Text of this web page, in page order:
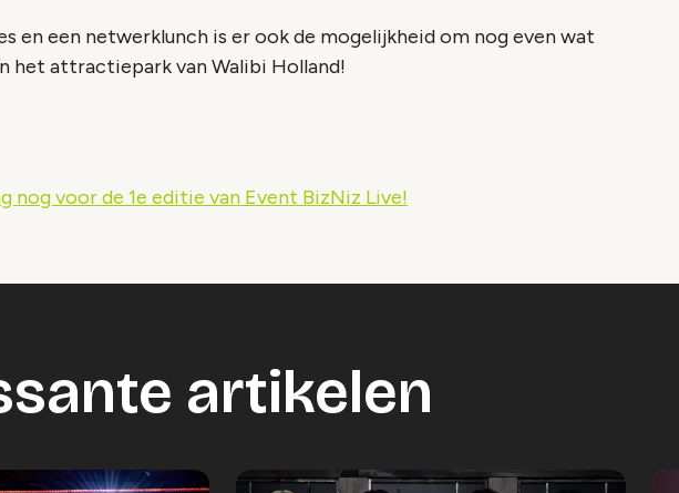
en een netwerklunch is er ook de mogelijkheid om nog even wat
het attractiepark van Walibi Holland!
nog voor de 1e editie van Event BizNiz Live!
artikelen